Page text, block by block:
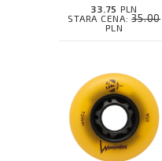
33.75 PLN
STARA CENA:35.00
PLN